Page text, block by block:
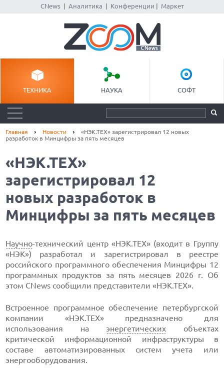
CNews| Аналитика Конференции Маркет
ТЕХНИКА НАУКА СОФТ
Главная Новости
«НЭК.ТЕХ» зарегистрировал 12 новых
разработок в Минцифры за пять месяцев
«НЭК.ТЕХ»
зарегистрировал 12
новых разработок в
Минцифры за пять месяцев
Научно-технический центр «НЭК.ТЕХ» (входит в Группу
«НЭК») разработал и зарегистрировал в реестре
российского программного обеспечения Минцифры 12
программных продуктов за пять месяцев 2026 г. Об
этом CNews сообщили представители «НЭК.ТЕХ».
Встроенное программное обеспечение петербургской
компании «НЭК.ТЕХ» предназначено для
использования на энергетических объектах
критической информационной инфраструктуры в
составе автоматизированных систем учета или
энергооборудования.